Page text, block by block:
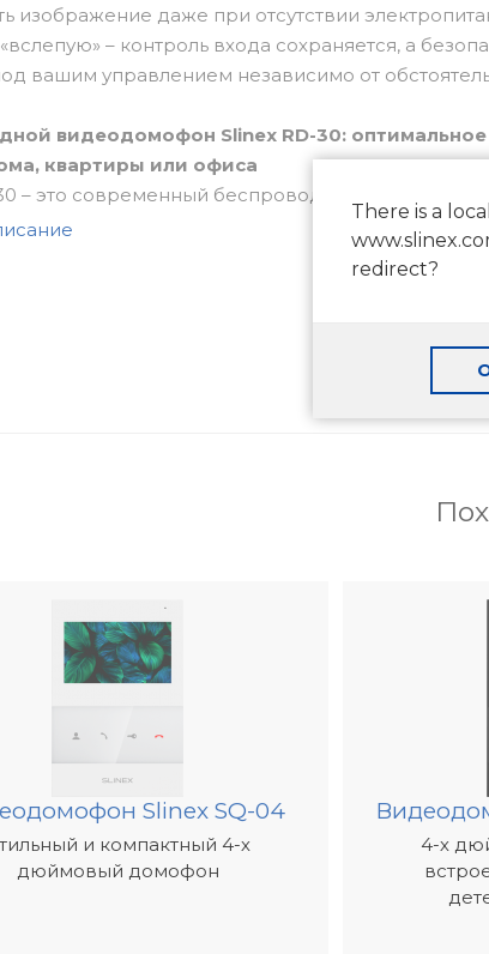
изображение даже при отсутствии
– контроль входа сохраняется, а
вашим управлением независимо от
видеодомофон Slinex RD-30:
квартиры или офиса
– это современный беспроводной
сложного программирования или настроек. В
видеопанель и переносная видеотрубка,
независимо от стиля – от классики до
Трубка позволяет быть на связи, где бы вы ни
своего дома.
действия:
До 100 метров* на открытом
использовать?
домофон подходит для использования
в квартире. Его возможность работать без
делает его отличным вариантом для мест, где
связь или сложные условия для прокладки
Slinex SQ-04
и компактный 4-х
дюймовый домофон
4-х
There is a
redirect?